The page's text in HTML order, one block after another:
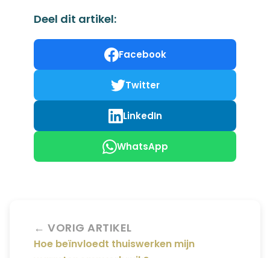
Deel dit artikel:
Facebook
Twitter
LinkedIn
WhatsApp
← VORIG ARTIKEL
Hoe beïnvloedt thuiswerken mijn